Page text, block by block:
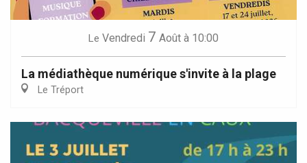
Le Vendredi 7 Août à 10:00
La médiathèque numérique s'invite à la plage
Le Tréport